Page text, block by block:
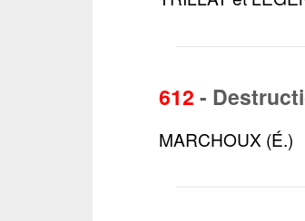
612 -
MARCHOUX (É.)